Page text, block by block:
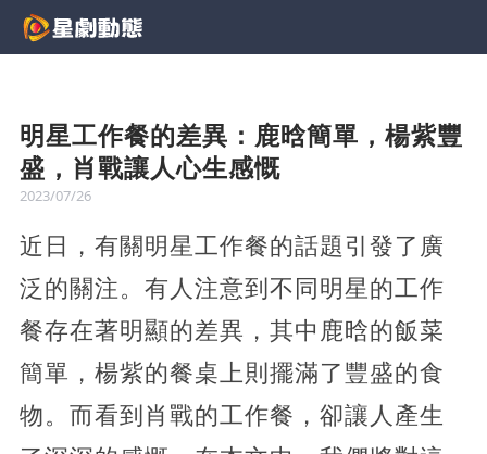
明星工作餐的差異：鹿晗簡單，楊紫豐
盛，肖戰讓人心生感慨
2023/07/26
近日，有關明星工作餐的話題引發了廣
泛的關注。有人注意到不同明星的工作
餐存在著明顯的差異，其中鹿晗的飯菜
簡單，楊紫的餐桌上則擺滿了豐盛的食
物。而看到肖戰的工作餐，卻讓人產生